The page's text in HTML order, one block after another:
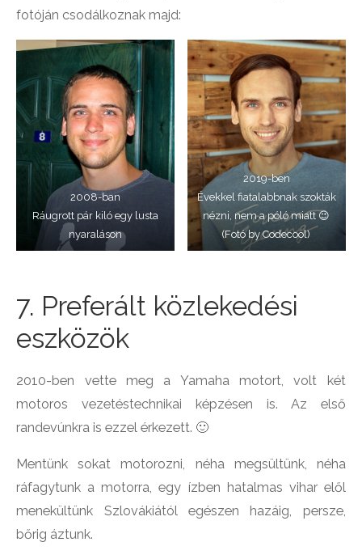
fotóján csodálkoznak majd:
2008-ban
Ráugrott pár kiló egy lusta
nyaraláson
2019-ben
Évekkel fiatalabbnak szokták
nézni, nem a póló miatt 😉
(Fotó by Codecool)
7. Preferált közlekedési
eszközök
2010-ben vette meg a Yamaha motort, volt két
motoros vezetéstechnikai képzésen is. Az első
randevúnkra is ezzel érkezett. 🙂
Mentünk sokat motorozni, néha megsültünk, néha
ráfagytunk a motorra, egy ízben hatalmas vihar elől
menekültünk Szlovákiától egészen hazáig, persze,
bőrig áztunk.